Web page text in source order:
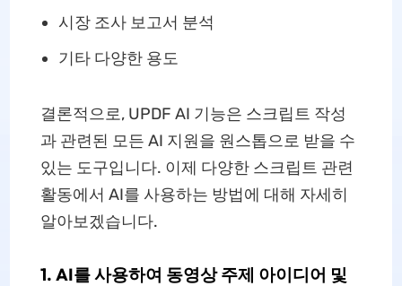
시장 조사 보고서 분석
기타 다양한 용도
결론적으로, UPDF AI 기능은 스크립트 작성
과 관련된 모든 AI 지원을 원스톱으로 받을 수
있는 도구입니다. 이제 다양한 스크립트 관련
활동에서 AI를 사용하는 방법에 대해 자세히
알아보겠습니다.
1. AI를 사용하여 동영상 주제 아이디어 및